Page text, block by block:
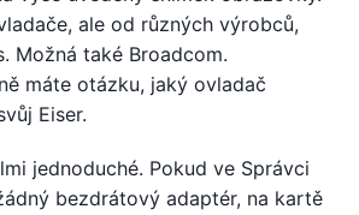
ale od různých výrobců,
Možná také Broadcom.
máte otázku, jaký ovladač
Eiser.
jednoduché. Pokud ve Správci
bezdrátový adaptér, na kartě